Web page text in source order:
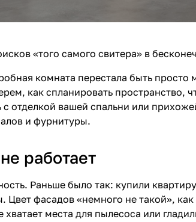
«того самого свитера» в
комната перестала быть
как спланировать
отделкой вашей спальни или
и фурнитуры.
работает
Раньше было так: купили
фасадов «немного не такой»,
места для пылесоса или